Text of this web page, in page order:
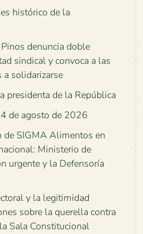
histórico de la
denuncia doble
sindical y convoca a las
a solidarizarse
presidenta de la República
de agosto de 2026
de SIGMA Alimentos en
Ministerio de
urgente y la Defensoría
y la legitimidad
sobre la querella contra
Sala Constitucional